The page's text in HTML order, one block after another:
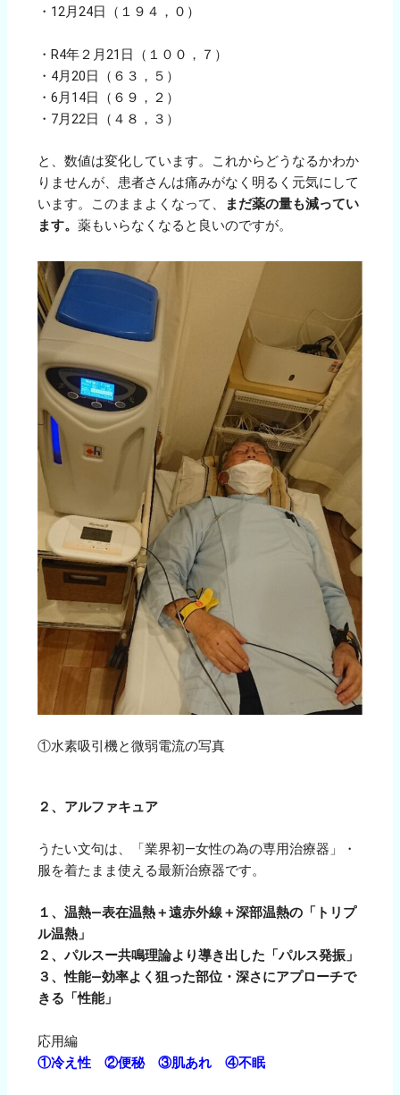
・12月24日（１９４，０）
・R4年２月21日（１００，７）
・4月20日（６３，５）
・6月14日（６９，２）
・7月22日（４８，３）
と、数値は変化しています。これからどうなるかわか
りませんが、患者さんは痛みがなく明るく元気にして
います。このままよくなって、
まだ薬の量も減ってい
ます。薬もいらなくなると良いのですが。
①水素吸引機と微弱電流の写真
２、アルファキュア
うたい文句は、「業界初―女性の為の専用治療器」・
服を着たまま使える最新治療器です。
１、温熱―表在温熱＋遠赤外線＋深部温熱の「トリプ
ル温熱」
２、パルスー共鳴理論より導き出した「パルス発振」
３、性能―効率よく狙った部位・深さにアプローチで
きる「性能」
応用編
①冷え性 ②便秘 ③肌あれ ④不眠